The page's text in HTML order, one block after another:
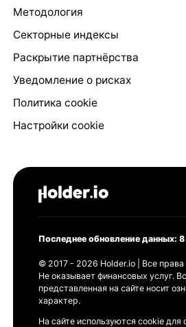
Методология
Секторные индексы
Раскрытие партнёрства
Уведомление о рисках
Политика cookie
Настройки cookie
Последнее обновление данных:
© 2017 - 2026 Holder.io | Все
Не оказывает финансовых услуг.
представленная на сайте носит
характер.
На сайте используются cookie для